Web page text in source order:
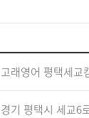
고래영어 평택세교
경기 평택시 세교6